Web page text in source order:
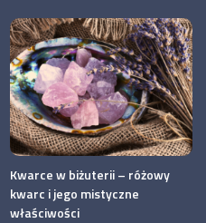
Kwarce w biżuterii – różowy
kwarc i jego mistyczne
właściwości